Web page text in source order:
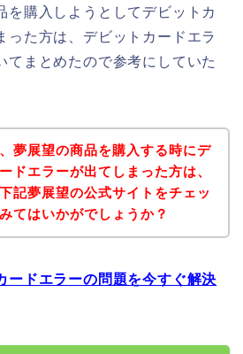
を購入しようとしてデビットカ
った方は、デビットカードエラ
てまとめたので参考にしていた
夢展望の商品を購入する時にデ
ドエラーが出てしまった方は、
記夢展望の公式サイトをチェッ
てはいかがでしょうか？
ードエラーの問題を今すぐ解決